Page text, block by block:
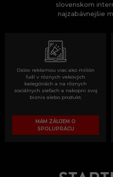
slovenskom
najzabávnejšie
Oslov reklamou viac ako milión
ľudí v rôznych vekových
kategóriách a na rôznych
sociálnych sieťach a nakopni svoj
biznis alebo produkt.
MÁM ZÁUJEM O
SPOLUPRÁCU